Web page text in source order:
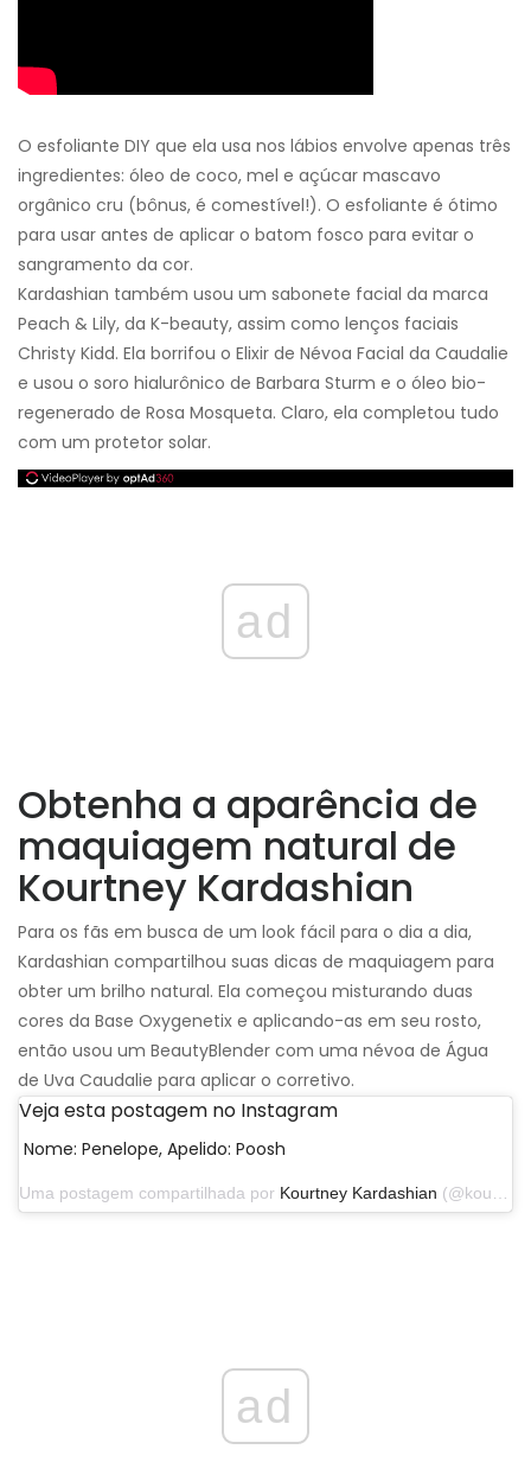
O esfoliante DIY que ela usa nos lábios envolve apenas três
ingredientes: óleo de coco, mel e açúcar mascavo
orgânico cru (bônus, é comestível!). O esfoliante é ótimo
para usar antes de aplicar o batom fosco para evitar o
sangramento da cor.
Kardashian também usou um sabonete facial da marca
Peach & Lily, da K-beauty, assim como lenços faciais
Christy Kidd. Ela borrifou o Elixir de Névoa Facial da Caudalie
e usou o soro hialurônico de Barbara Sturm e o óleo bio-
regenerado de Rosa Mosqueta. Claro, ela completou tudo
com um protetor solar.
ad
Obtenha a aparência de
maquiagem natural de
Kourtney Kardashian
Para os fãs em busca de um look fácil para o dia a dia,
Kardashian compartilhou suas dicas de maquiagem para
obter um brilho natural. Ela começou misturando duas
cores da Base Oxygenetix e aplicando-as em seu rosto,
então usou um BeautyBlender com uma névoa de Água
de Uva Caudalie para aplicar o corretivo.
Veja esta postagem no Instagram
Nome: Penelope, Apelido: Poosh
Uma postagem compartilhada por Kourtney Kardashian (@kourtneykardash) em 11 de março de 2019 às 12h38 PDT
ad